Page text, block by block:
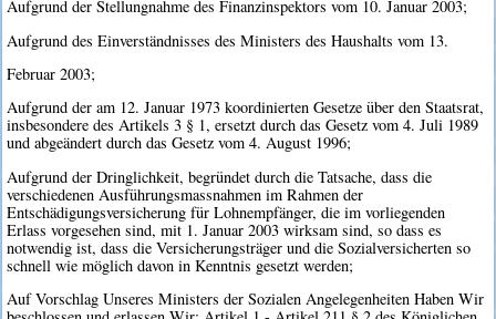
Aufgrund der Stellungnahme des Finanzinspektors vom 10. Januar 2003;
Aufgrund des Einverständnisses des Ministers des Haushalts vom 13.
Februar 2003;
Aufgrund der am 12. Januar 1973 koordinierten Gesetze über den Staatsrat,
insbesondere des Artikels 3 § 1, ersetzt durch das Gesetz vom 4. Juli 1989
und abgeändert durch das Gesetz vom 4. August 1996;
Aufgrund der Dringlichkeit, begründet durch die Tatsache, dass die
verschiedenen Ausführungsmassnahmen im Rahmen der
Entschädigungsversicherung für Lohnempfänger, die im vorliegenden
Erlass vorgesehen sind, mit 1. Januar 2003 wirksam sind, so dass es
notwendig ist, dass die Versicherungsträger und die Sozialversicherten so
schnell wie möglich davon in Kenntnis gesetzt werden;
Auf Vorschlag Unseres Ministers der Sozialen Angelegenheiten Haben Wir